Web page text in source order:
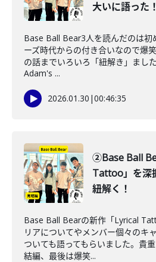
大いに語った！
Base Ball Bear3人を読んだのは初
ーズ時代からの付き合いなので爆
の話までいろいろ「紐解き」まし
Adam's ...
2026.01.30 |00:46:35
②Base Ball
Tattoo」を深
紐解く！
Base Ball Bearの新作「Lyrical
リアについてやメンバー個々のキ
ついても語ってもらいました。貴
結編、最後は爆笑...